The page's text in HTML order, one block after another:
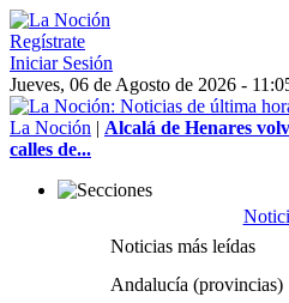
Regístrate
Iniciar Sesión
Jueves, 06 de Agosto de 2026 -
La Noción | Alcalá de Henares
calles de...
Noticias más leídas
Andalucía (provincias)